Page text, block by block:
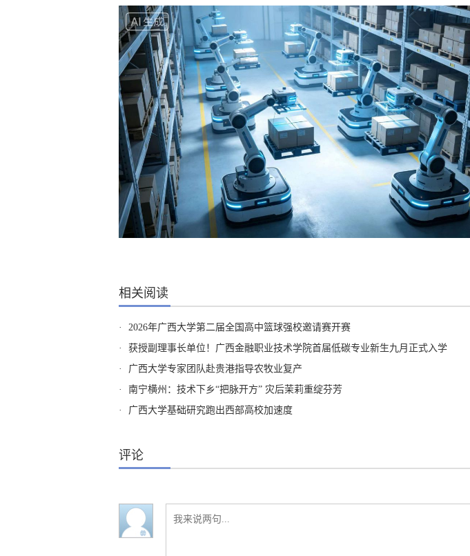
相关阅读
· 2026年广西大学第二届全国高中篮球强校邀请赛开赛
·
获授副理事长单位！广西金融职业技术学院首届低碳专业新生九月正式入学
·
广西大学专家团队赴贵港指导农牧业复产
·
南宁横州：技术下乡“把脉开方” 灾后茉莉重绽芬芳
·
广西大学基础研究跑出西部高校加速度
评论